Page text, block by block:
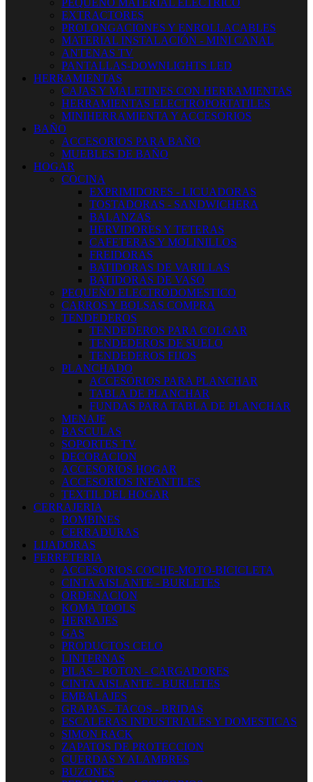
PEQUEÑO MATERIAL ELECTRICO
EXTRACTORES
PROLONGACIONES Y ENROLLACABLES
MATERIAL INSTALACIÓN - MINI CANAL
ANTENAS TV
PANTALLAS-DOWNLIGHTS LED
HERRAMIENTAS
CAJAS Y MALETINES CON HERRAMIENTAS
HERRAMIENTAS ELECTROPORTATILES
MINIHERRAMIENTA Y ACCESORIOS
BAÑO
ACCESORIOS PARA BAÑO
MUEBLES DE BAÑO
HOGAR
COCINA
EXPRIMIDORES - LICUADORAS
TOSTADORAS - SANDWICHERA
BALANZAS
HERVIDORES Y TETERAS
CAFETERAS Y MOLINILLOS
FREIDORAS
BATIDORAS DE VARILLAS
BATIDORAS DE VASO
PEQUEÑO ELECTRODOMESTICO
CARROS Y BOLSAS COMPRA
TENDEDEROS
TENDEDEROS PARA COLGAR
TENDEDEROS DE SUELO
TENDEDEROS FIJOS
PLANCHADO
ACCESORIOS PARA PLANCHAR
TABLA DE PLANCHAR
FUNDAS PARA TABLA DE PLANCHAR
MENAJE
BASCULAS
SOPORTES TV
DECORACION
ACCESORIOS HOGAR
ACCESORIOS INFANTILES
TEXTIL DEL HOGAR
CERRAJERIA
BOMBINES
CERRADURAS
LIJADORAS
FERRETERIA
ACCESORIOS COCHE-MOTO-BICICLETA
CINTA AISLANTE - BURLETES
ORDENACION
KOMA TOOLS
HERRAJES
GAS
PRODUCTOS CELO
LINTERNAS
PILAS - BOTON - CARGADORES
CINTA AISLANTE - BURLETES
EMBALAJES
GRAPAS - TACOS - BRIDAS
ESCALERAS INDUSTRIALES Y DOMESTICAS
SIMON RACK
ZAPATOS DE PROTECCION
CUERDAS Y ALAMBRES
BUZONES